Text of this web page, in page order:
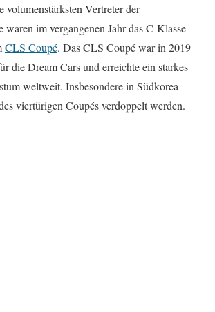
volumenstärksten Vertreter der
im vergangenen Jahr das C-Klasse
CLS Coupé. Das CLS Coupé war in 2019
die Dream Cars und erreichte ein starkes
weltweit. Insbesondere in Südkorea
viertürigen Coupés verdoppelt werden.